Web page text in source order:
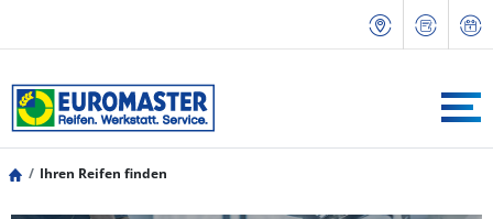
Ihren Reifen finden